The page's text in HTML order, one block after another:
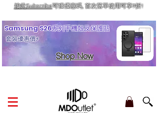
按此Subscribe可獲優惠碼, 首次落單使用可享9折!
Samsung S26系列手機殼及保護貼
套裝優惠價⚡
Shop Now